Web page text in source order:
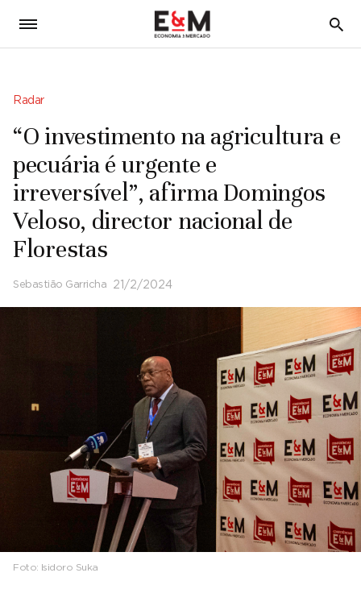
5
Radar
“O investimento na agricultura e
pecuária é urgente e
irreversível”, afirma Domingos
Veloso, director nacional de
Florestas
Sebastião Garricha 21/2/2024
Foto: Isidoro Suka